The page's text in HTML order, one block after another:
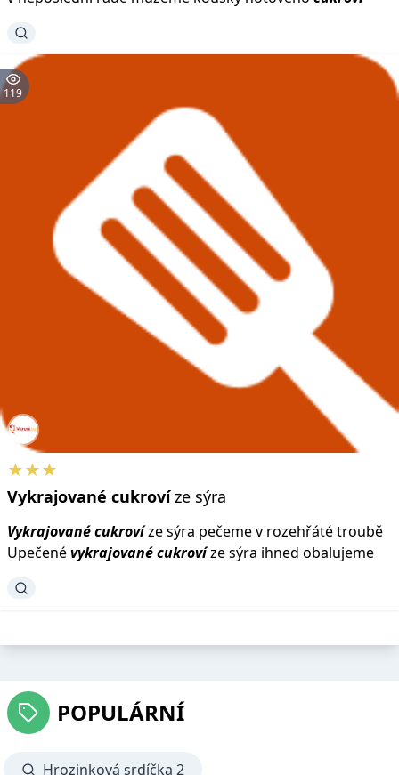
119
★★★
Vykrajované cukrovíze sýra
Vykrajovanécukrovíze sýra pečeme v rozehřáté troubě
Upečenévykrajovanécukrovíze sýra ihned obalujeme
POPULÁRNÍ
Hrozinková srdíčka 2